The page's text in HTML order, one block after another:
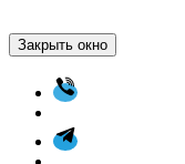
Закрыть окно